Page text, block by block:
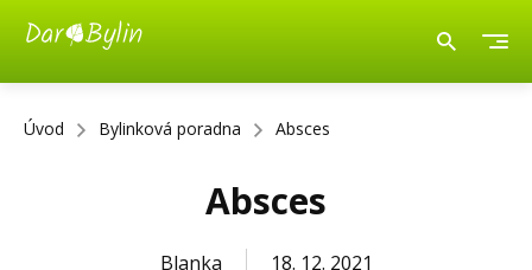
Úvod Bylinková poradna Absces
Absces
Blanka
18. 12. 2021